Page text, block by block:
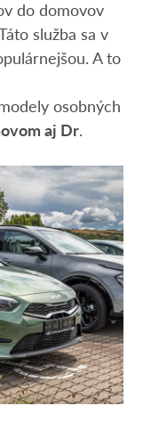
do domovov
služba sa v
A to
osobných
aj Dr.